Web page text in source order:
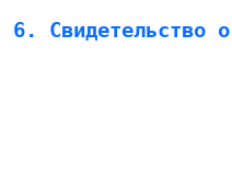
6. Свидетельство